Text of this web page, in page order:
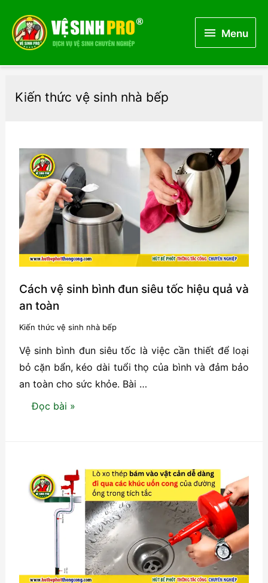
MenuMenu
Kiến thức vệ sinh nhà bếp
Cách vệ sinh bình đun siêu tốc hiệu quả và
an toàn
Kiến thức vệ sinh nhà bếp
Vệ sinh bình đun siêu tốc là việc cần thiết để loại
bỏ cặn bẩn, kéo dài tuổi thọ của bình và đảm bảo
an toàn cho sức khỏe. Bài …
Cách
đun
siêu
tốc
an
Đọc bài »